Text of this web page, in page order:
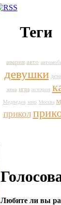
Теги
авария авто
девушки
зима игра история
Медведев мир Москва
прикол
Любите ли вы